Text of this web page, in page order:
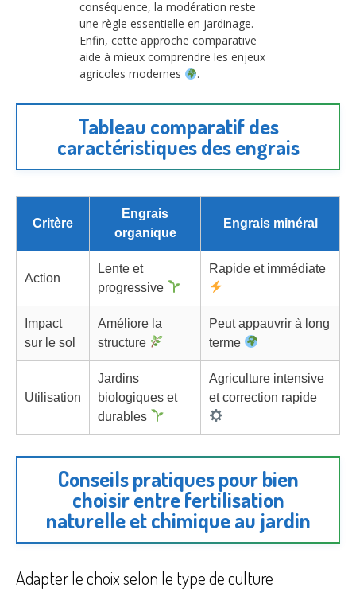
conséquence, la modération reste
une règle essentielle en jardinage.
Enfin, cette approche comparative
aide à mieux comprendre les enjeux
agricoles modernes
.
Tableau comparatif des
caractéristiques des engrais
Critère
Engrais
organique
Engrais minéral
Action
Lente et
progressive
Rapide et immédiate
Impact
sur le sol
Améliore la
structure
Peut appauvrir à long
terme
Utilisation
Jardins
biologiques et
durables
Agriculture intensive
et correction rapide
Conseils pratiques pour bien
choisir entre fertilisation
naturelle et chimique au jardin
Adapter le choix selon le type de culture